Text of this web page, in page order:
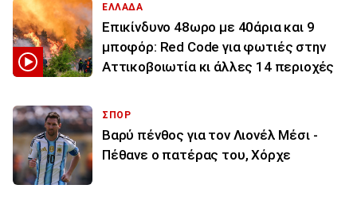
ΕΛΛΑΔΑ
Επικίνδυνο 48ωρο με 40άρια και 9
μποφόρ: Red Code για φωτιές στην
Αττικοβοιωτία κι άλλες 14 περιοχές
ΣΠΟΡ
Βαρύ πένθος για τον Λιονέλ Μέσι -
Πέθανε ο πατέρας του, Χόρχε